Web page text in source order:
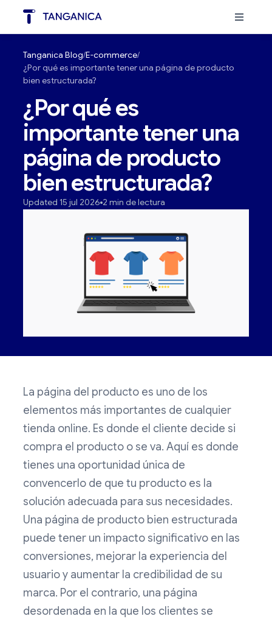
Tanganica Blog E-commerce
¿Por qué es importante tener una página de producto
bien estructurada?
¿Por qué es
importante tener una
página de producto
bien estructurada?
Updated 15 jul 2026 2 min de lectura
La página del producto es uno de los
elementos más importantes de cualquier
tienda online. Es donde el cliente decide si
compra el producto o se va. Aquí es donde
tienes una oportunidad única de
convencerlo de que tu producto es la
solución adecuada para sus necesidades.
Una página de producto bien estructurada
puede tener un impacto significativo en las
conversiones, mejorar la experiencia del
usuario y aumentar la credibilidad de su
marca. Por el contrario, una página
desordenada en la que los clientes se